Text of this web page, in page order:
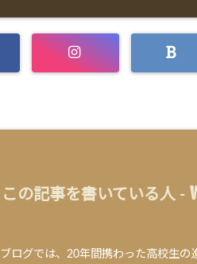
この記事を書いている人 -
ブログでは、20年間携わった高校生